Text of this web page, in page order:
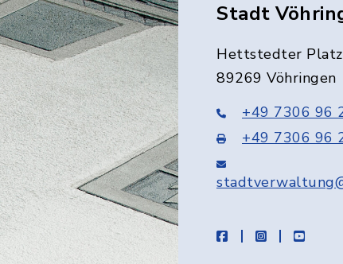
Stadt
Hettstedter
89269 Vöhringen
+49 7306 96
+49 7306 96
facebookinstagram